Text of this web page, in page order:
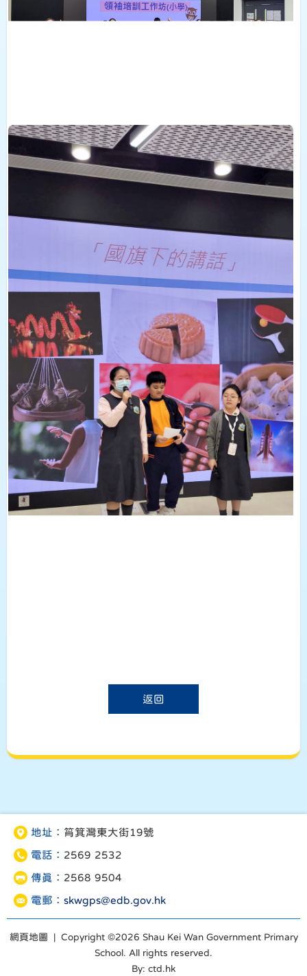
返回
地址： 筲箕灣東大街19號
電話： 2569 2532
傳真： 2568 9504
電郵： skwgps@edb.gov.hk
網頁地圖 | Copyright ©2026 Shau Kei Wan Government Primary
School. All rights reserved.
By: ctd.hk